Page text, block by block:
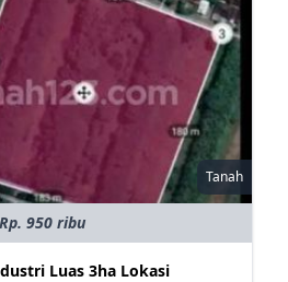
Tanah
Rp. 950 ribu
Luas 3ha Lokasi